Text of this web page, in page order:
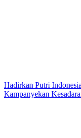
Hadirkan Putri
Kampanyekan